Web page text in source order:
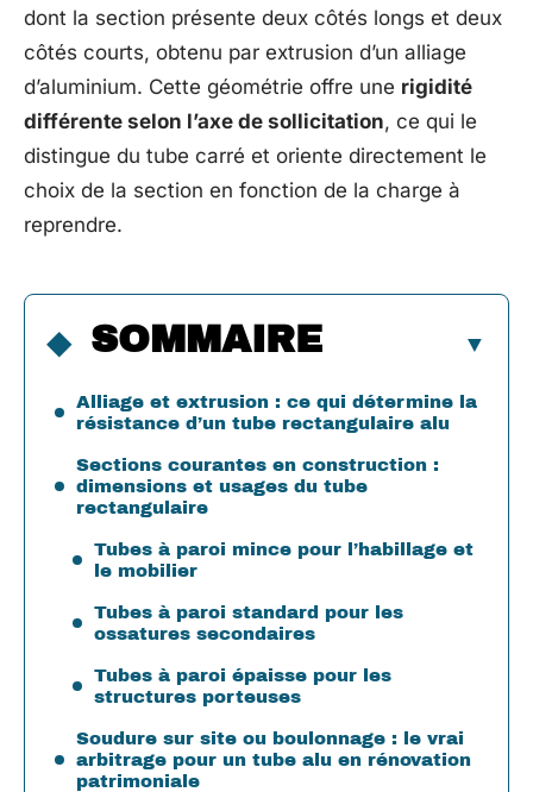
dont la section présente deux côtés longs et deux
côtés courts, obtenu par extrusion d’un alliage
d’aluminium. Cette géométrie offre une rigidité
différente selon l’axe de sollicitation, ce qui le
distingue du tube carré et oriente directement le
choix de la section en fonction de la charge à
reprendre.
SOMMAIRE
Alliage et extrusion : ce qui détermine la
résistance d’un tube rectangulaire alu
Sections courantes en construction :
dimensions et usages du tube
rectangulaire
Tubes à paroi mince pour l’habillage et
le mobilier
Tubes à paroi standard pour les
ossatures secondaires
Tubes à paroi épaisse pour les
structures porteuses
Soudure sur site ou boulonnage : le vrai
arbitrage pour un tube alu en rénovation
patrimoniale